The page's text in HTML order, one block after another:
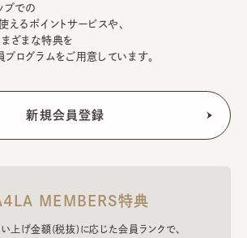
プでの
えるポイントサービスや、
ざまな特典を
ログラムをご用意しています。
MEMBERS特典
上げ金額(税抜)に応じた会員ランクで、